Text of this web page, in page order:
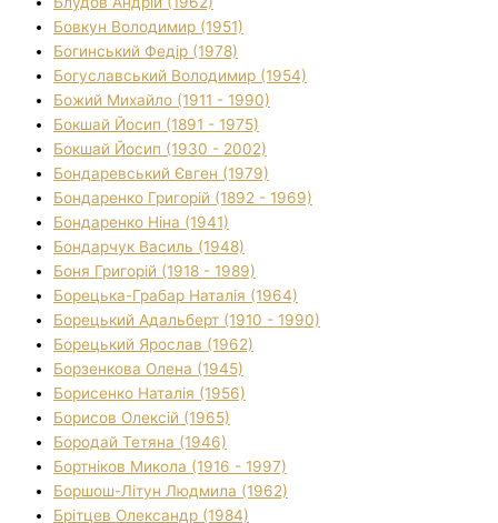
Бовкун Володимир (1951)
Богинський Федір (1978)
Богуславський Володимир (1954)
Божий Михайло (1911 - 1990)
Бокшай Йосип (1891 - 1975)
Бокшай Йосип (1930 - 2002)
Бондаревський Євген (1979)
Бондаренко Григорій (1892 - 1969)
Бондаренко Ніна (1941)
Бондарчук Василь (1948)
Боня Григорій (1918 - 1989)
Борецька-Грабар Наталія (1964)
Борецький Адальберт (1910 - 1990)
Борецький Ярослав (1962)
Борзенкова Олена (1945)
Борисенко Наталія (1956)
Борисов Олексій (1965)
Бородай Тетяна (1946)
Бортніков Микола (1916 - 1997)
Боршош-Літун Людмила (1962)
Брітцев Олександр (1984)